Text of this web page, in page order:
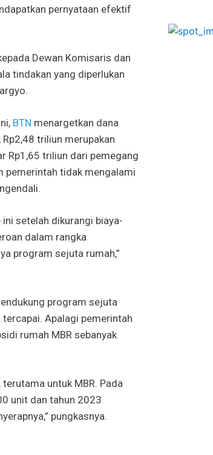
pernyataan efektif
Dewan Komisaris dan
tindakan yang diperlukan
BTN menargetkan dana
triliun merupakan
Rp1,65 triliun dari pemegang
pemerintah tidak mengalami
setelah dikurangi biaya-
dalam rangka
program sejuta rumah,”
program sejuta
Apalagi pemerintah
rumah MBR sebanyak
untuk MBR. Pada
unit dan tahun 2023
pungkasnya.